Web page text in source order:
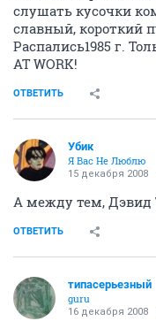
слушать кусочки
славный, короткий
Распались1985 г.
AT WORK!
ОТВЕТИТЬ
Убик
Я Вас Не Люблю
15 декабря 2008
А между тем, Дэвид
ОТВЕТИТЬ
типасерьезный
guru
16 декабря 2008